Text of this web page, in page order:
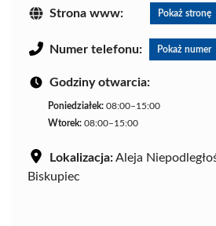
Strona www: Pokaż stronę
Numer telefonu: Pokaż numer
Godziny otwarcia:
Poniedziałek: 08:00–15:00
Wtorek: 08:00–15:00
Lokalizacja:Aleja
Biskupiec